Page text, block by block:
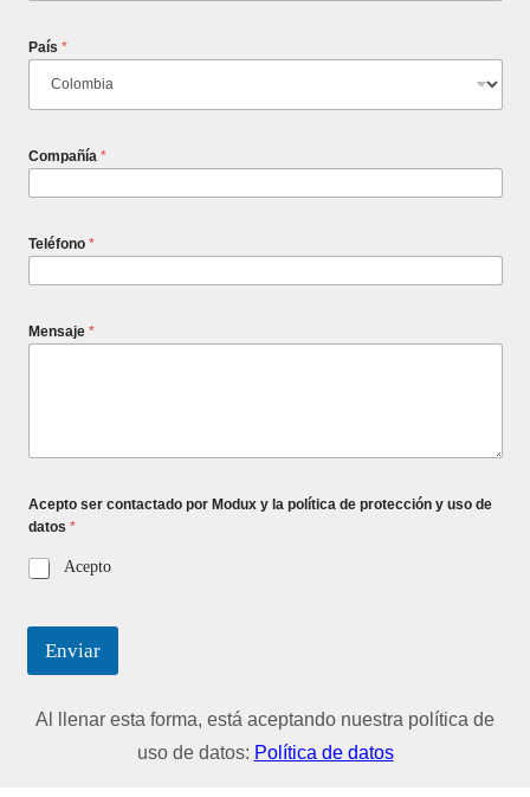
País *
Compañía *
Teléfono *
Mensaje *
Acepto ser contactado por Modux y la política de protección y uso de
datos *
Acepto
Enviar
Al llenar esta forma, está aceptando nuestra política de
uso de datos: Política de datos